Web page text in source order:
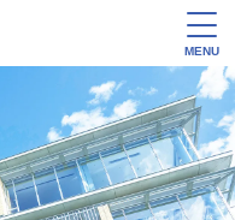
MENU